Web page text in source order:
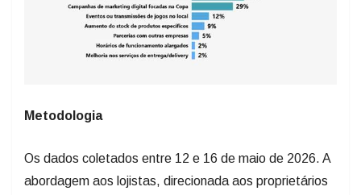
Metodologia
Os dados coletados entre 12 e 16 de maio de 2026. A
abordagem aos lojistas, direcionada aos proprietários